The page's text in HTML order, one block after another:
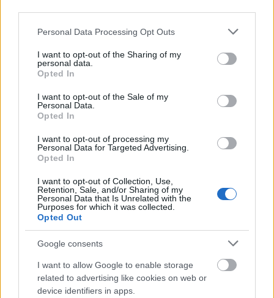
Please note that this website/app uses one or more Google
not limited to your visit or usage behaviour. You may click to
grant or deny consent to Google and its third-party tags to
use your data for below specified purposes in below Google
consent section.
Personal Data Processing Opt Outs
I want to opt-out of the Sharing of my
personal data.
Opted In
I want to opt-out of the Sale of my
Personal Data.
Opted In
I want to opt-out of processing my
Personal Data for Targeted Advertising.
Opted In
I want to opt-out of Collection, Use,
Retention, Sale, and/or Sharing of my
Personal Data that Is Unrelated with the
Purposes for which it was collected.
Opted Out
Google consents
I want to allow Google to enable storage
related to advertising like cookies on web or
device identifiers in apps.